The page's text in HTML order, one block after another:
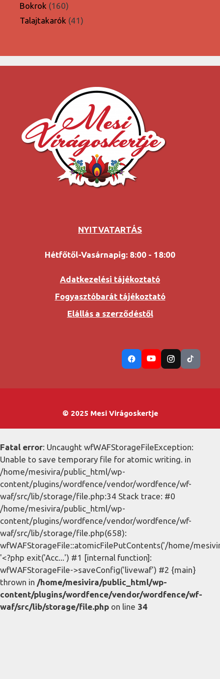
Bokrok 160160
termék
Talajtakarók 4141
NYITVATARTÁS
Hétfőtől-Vasárnapig: 8:00 - 18:00
Adatkezelési tájékoztató
Fogyasztóbarát tájékoztató
Elállás a szerződéstől
© 2025 Mesi Virágoskertje
Fatal error: Uncaught wfWAFStorageFileException:
Unable to save temporary file for atomic writing. in
/home/mesivira/public_html/wp-
content/plugins/wordfence/vendor/wordfence/wf-
waf/src/lib/storage/file.php:34 Stack trace: #0
/home/mesivira/public_html/wp-
content/plugins/wordfence/vendor/wordfence/wf-
waf/src/lib/storage/file.php(658):
wfWAFStorageFile::atomicFilePutContents('/home/
'<?php exit('Acc...') #1 [internal function]:
wfWAFStorageFile->saveConfig('livewaf') #2 {main}
thrown in /home/mesivira/public_html/wp-
content/plugins/wordfence/vendor/wordfence/wf-
waf/src/lib/storage/file.php on line 34